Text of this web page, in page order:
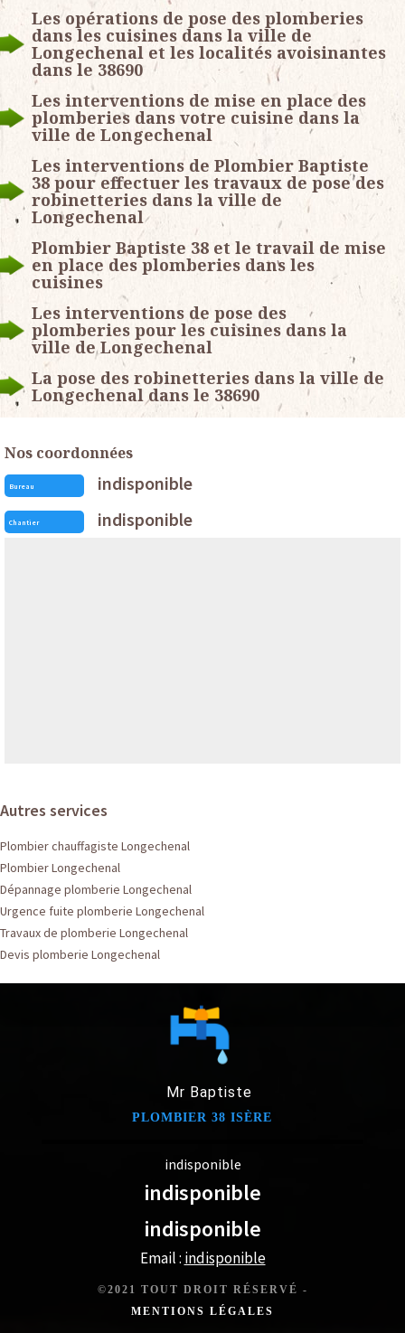
Les opérations de pose des plomberies
dans les cuisines dans la ville de
Longechenal et les localités avoisinantes
dans le 38690
Les interventions de mise en place des
plomberies dans votre cuisine dans la
ville de Longechenal
Les interventions de Plombier Baptiste
38 pour effectuer les travaux de pose des
robinetteries dans la ville de
Longechenal
Plombier Baptiste 38 et le travail de mise
en place des plomberies dans les
cuisines
Les interventions de pose des
plomberies pour les cuisines dans la
ville de Longechenal
La pose des robinetteries dans la ville de
Longechenal dans le 38690
Nos coordonnées
Bureau indisponible
Chantier indisponible
Autres services
Plombier chauffagiste Longechenal
Plombier Longechenal
Dépannage plomberie Longechenal
Urgence fuite plomberie Longechenal
Travaux de plomberie Longechenal
Devis plomberie Longechenal
Mr Baptiste
PLOMBIER 38 ISÈRE
indisponible
indisponible
indisponible
Email : indisponible
©2021 TOUT DROIT RÉSERVÉ -
MENTIONS LÉGALES